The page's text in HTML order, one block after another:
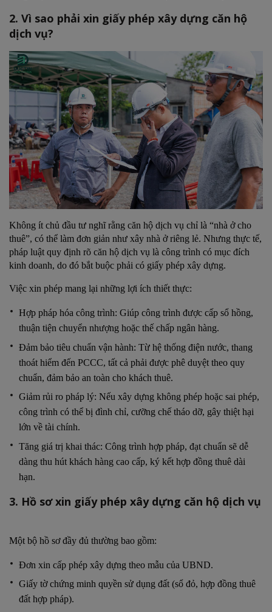
2. Vì sao phải xin giấy phép xây dựng căn hộ
dịch vụ?
Không ít chủ đầu tư nghĩ rằng căn hộ dịch vụ chỉ là “nhà ở cho
thuê”, có thể làm đơn giản như xây nhà ở riêng lẻ. Nhưng thực tế,
pháp luật quy định rõ căn hộ dịch vụ là công trình có mục đích
kinh doanh, do đó bắt buộc phải có giấy phép xây dựng.
Việc xin phép mang lại những lợi ích thiết thực:
Hợp pháp hóa công trình: Giúp công trình được cấp sổ hồng,
thuận tiện chuyển nhượng hoặc thế chấp ngân hàng.
Đảm bảo tiêu chuẩn vận hành: Từ hệ thống điện nước, thang
thoát hiểm đến PCCC, tất cả phải được phê duyệt theo quy
chuẩn, đảm bảo an toàn cho khách thuê.
Giảm rủi ro pháp lý: Nếu xây dựng không phép hoặc sai phép,
công trình có thể bị đình chỉ, cưỡng chế tháo dỡ, gây thiệt hại
lớn về tài chính.
Tăng giá trị khai thác: Công trình hợp pháp, đạt chuẩn sẽ dễ
dàng thu hút khách hàng cao cấp, ký kết hợp đồng thuê dài
hạn.
3. Hồ sơ xin giấy phép xây dựng căn hộ dịch vụ
Một bộ hồ sơ đầy đủ thường bao gồm:
Đơn xin cấp phép xây dựng theo mẫu của UBND.
Giấy tờ chứng minh quyền sử dụng đất (sổ đỏ, hợp đồng thuê
đất hợp pháp).